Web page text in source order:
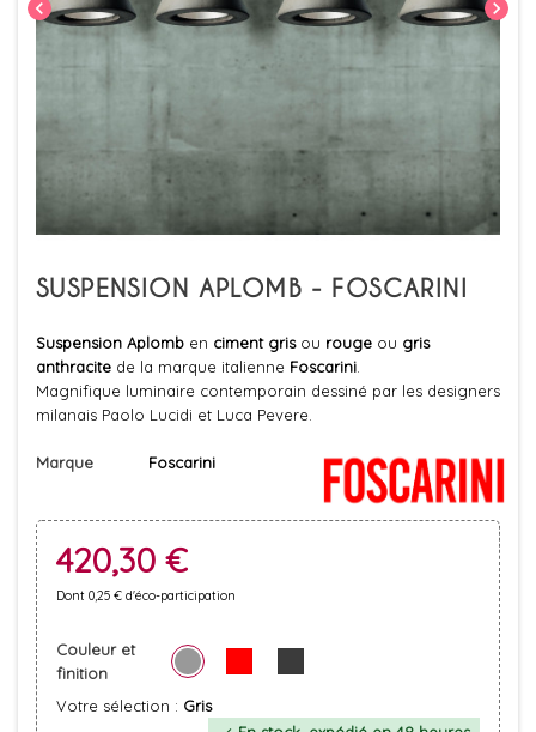
chevron_left chevron_right
SUSPENSION APLOMB - FOSCARINI
Suspension Aplomb en ciment grisou rouge ou gris
anthracite de la marque italienne Foscarini
Magnifique luminaire contemporain dessiné par les designers
milanais Paolo Lucidi et Luca Pevere.
Marque Foscarini
420,30 €
Dont 0,25 € d'éco-participation
Couleur et
finition
Votre sélection : Gris